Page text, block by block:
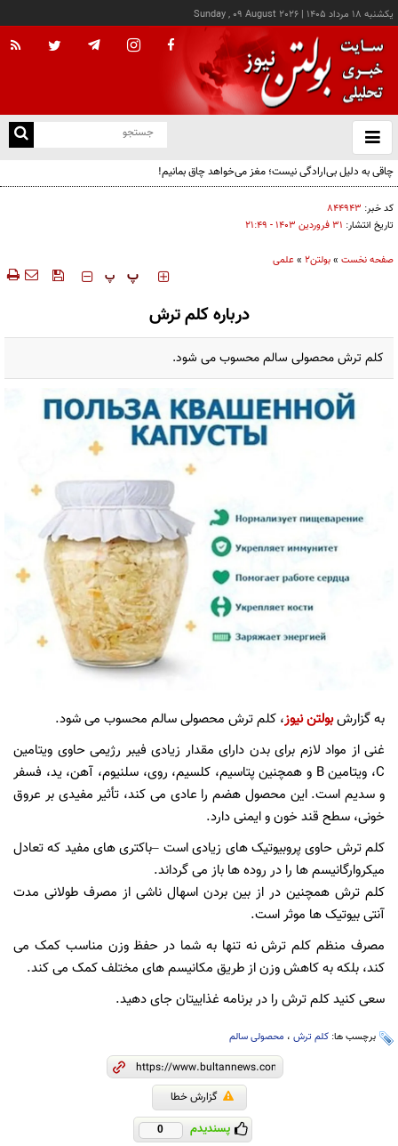
يکشنبه ۱۸ مرداد ۱۴۰۵ |
Sunday , 09 August 2026
باز
و
چاقی به دلیل بی‌ارادگی نیست؛ مغز می‌خواهد چاق بمانیم!
کد خبر: ۸۴۴۹۴۳
تاریخ انتشار: ۳۱ فروردين ۱۴۰۳ - ۲۱:۴۹
صفحه نخست »بولتن2 »علمی
‍‍‍ پ پ
درباره کلم ترش
کلم ترش محصولی سالم محسوب می شود.
به گزارشبولتن نیوز، کلم ترش محصولی سالم محسوب می شود.
غنی از مواد لازم برای بدن دارای مقدار زیادی فیبر رژیمی حاوی ویتامین
C، ویتامین B و همچنین پتاسیم، کلسیم، روی، سلنیوم، آهن، ید، فسفر
و سدیم است. این محصول هضم را عادی می کند، تأثیر مفیدی بر عروق
خونی، سطح قند خون و ایمنی دارد.
کلم ترش حاوی پروبیوتیک های زیادی است –باکتری های مفید که تعادل
میکروارگانیسم ها را در روده ها باز می گرداند.
کلم ترش همچنین در از بین بردن اسهال ناشی از مصرف طولانی مدت
آنتی بیوتیک ها موثر است.
مصرف منظم کلم ترش نه تنها به شما در حفظ وزن مناسب کمک می
کند، بلکه به کاهش وزن از طریق مکانیسم های مختلف کمک می کند.
سعی کنید کلم ترش را در برنامه غذاییتان جای دهید.
برچسب ها: کلم ترش ، محصولی سالم
گزارش خطا
پسندیدم 0